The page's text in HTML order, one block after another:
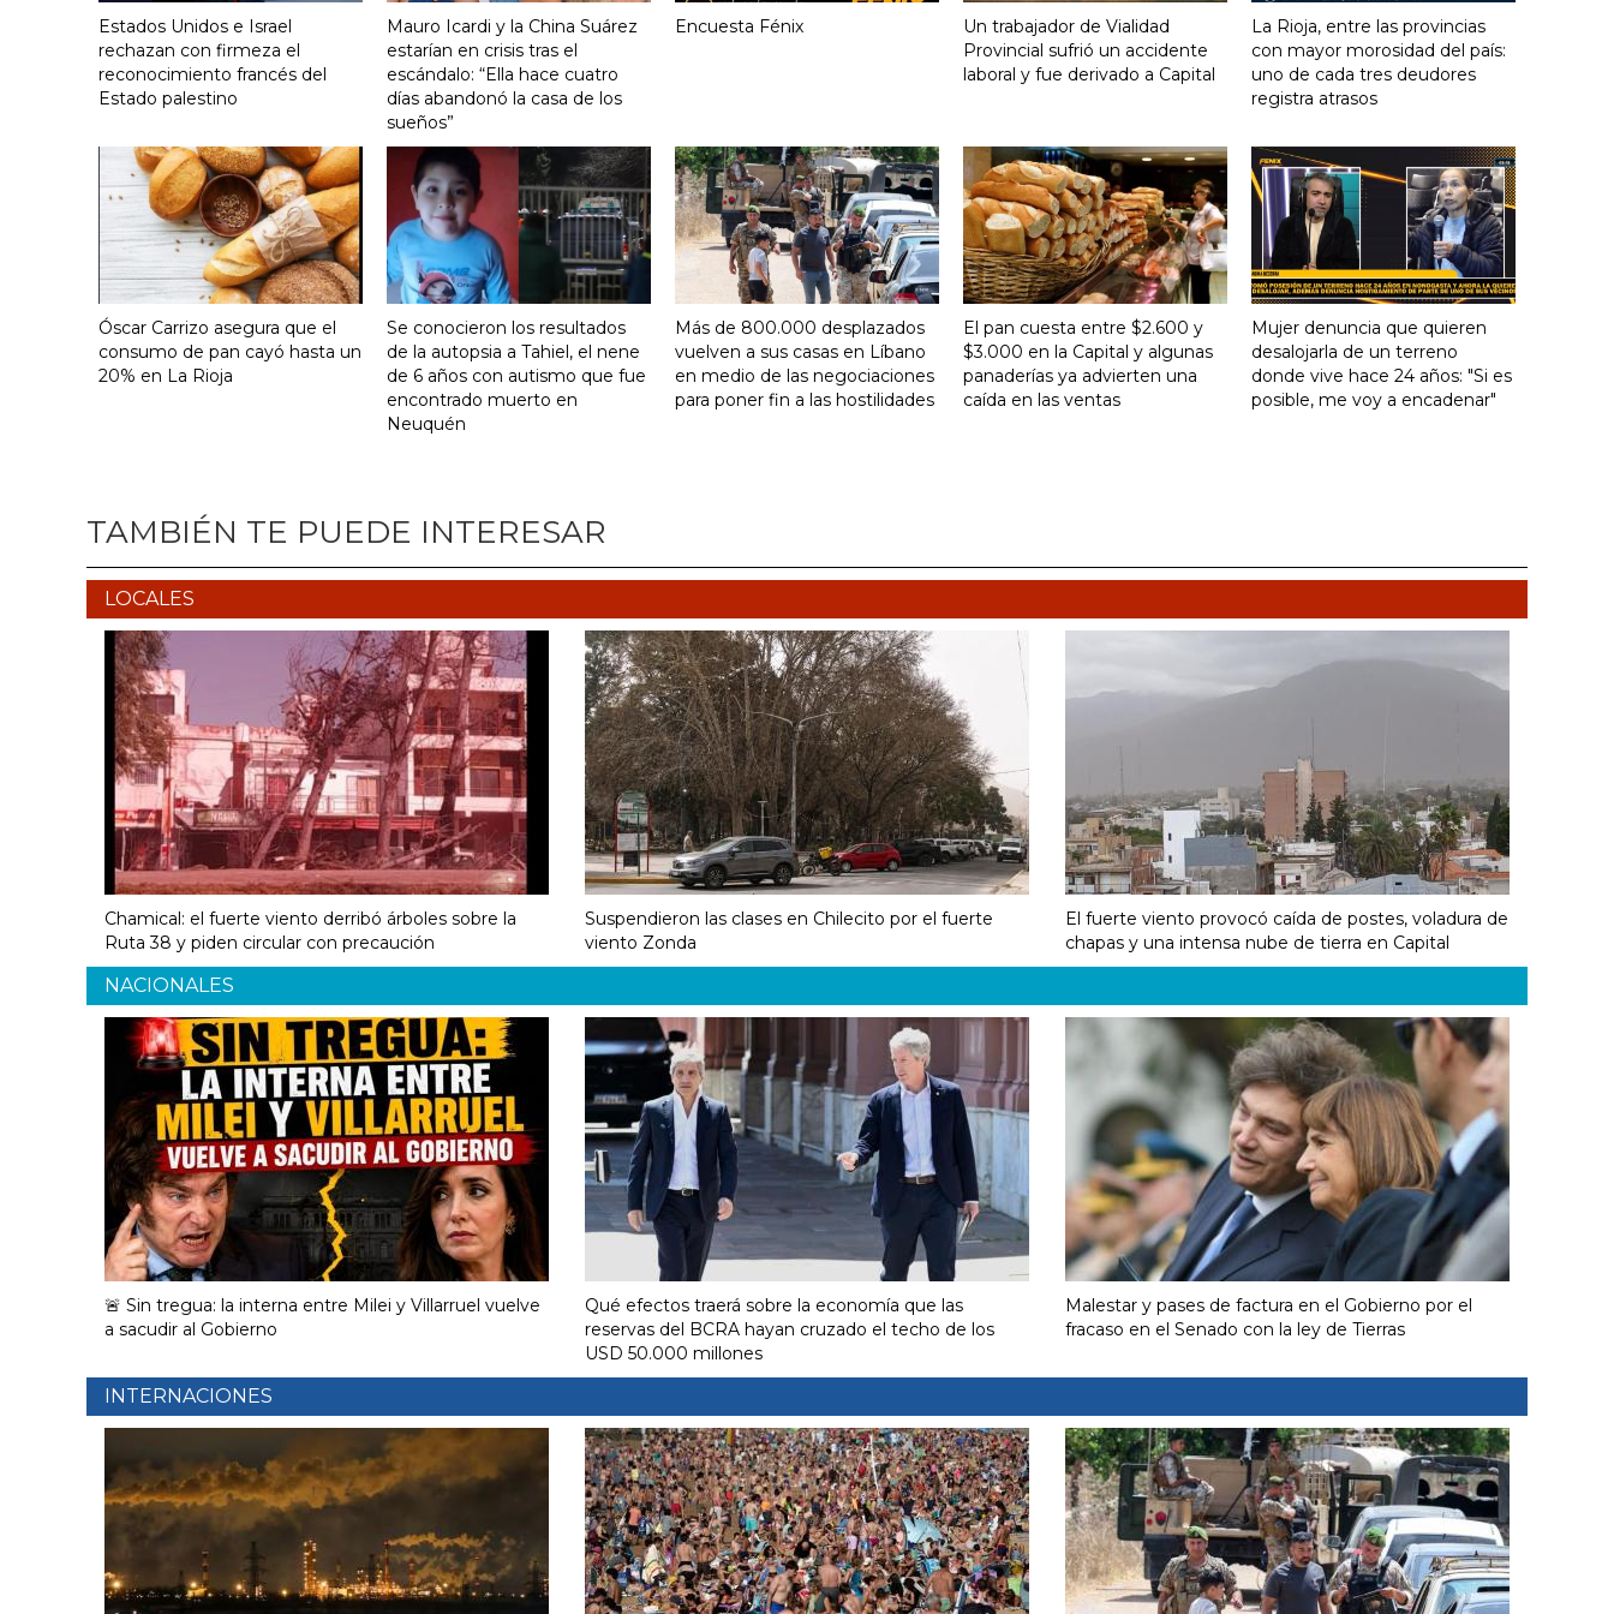
Estados Unidos e Israel
rechazan con firmeza el
reconocimiento francés del
Estado palestino
Mauro Icardi y la China Suárez
estarían en crisis tras el
escándalo: “Ella hace cuatro
días abandonó la casa de los
sueños”
Encuesta Fénix
Un trabajador de Vialidad
Provincial sufrió un accidente
laboral y fue derivado a Capital
La Rioja, entre las provincias
con mayor morosidad del país:
uno de cada tres deudores
registra atrasos
Óscar Carrizo asegura que el
consumo de pan cayó hasta un
20% en La Rioja
Se conocieron los resultados
de la autopsia a Tahiel, el nene
de 6 años con autismo que fue
encontrado muerto en
Neuquén
Más de 800.000 desplazados
vuelven a sus casas en Líbano
en medio de las negociaciones
para poner fin a las hostilidades
El pan cuesta entre $2.600 y
$3.000 en la Capital y algunas
panaderías ya advierten una
caída en las ventas
Mujer denuncia que quieren
desalojarla de un terreno
donde vive hace 24 años: "Si es
posible, me voy a encadenar"
TAMBIÉN TE PUEDE INTERESAR
LOCALES
Chamical: el fuerte viento derribó árboles sobre la
Ruta 38 y piden circular con precaución
Suspendieron las clases en Chilecito por el fuerte
viento Zonda
El fuerte viento provocó caída de postes, voladura de
chapas y una intensa nube de tierra en Capital
NACIONALES
🚨 Sin tregua: la interna entre Milei y Villarruel vuelve
a sacudir al Gobierno
Qué efectos traerá sobre la economía que las
reservas del BCRA hayan cruzado el techo de los
USD 50.000 millones
Malestar y pases de factura en el Gobierno por el
fracaso en el Senado con la ley de Tierras
INTERNACIONES